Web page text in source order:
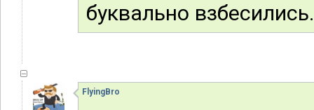
буквально
FlyingBro